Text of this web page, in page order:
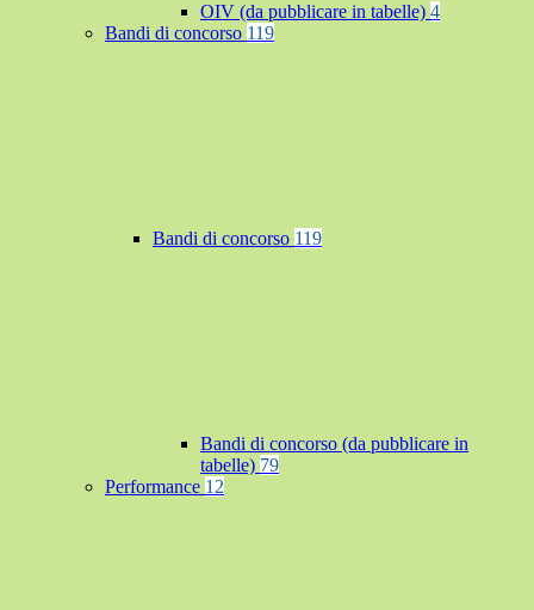
OIV (da pubblicare in tabelle) 4
Bandi di concorso 119
Bandi di concorso 119
Bandi di concorso (da pubblicare in
tabelle) 79
Performance 12